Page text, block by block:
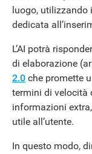
luogo,
dedicata
L’AI potrà
di elaborazione
2.0 che promette
termini di velocità
informazioni
utile all’utente.
In questo modo,